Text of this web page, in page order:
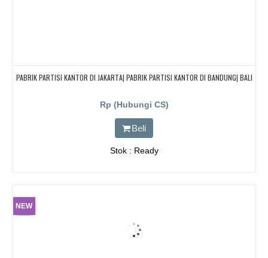
PABRIK PARTISI KANTOR DI JAKARTA| PABRIK PARTISI KANTOR DI BANDUNG| BALI
Rp (Hubungi CS)
Beli
Stok : Ready
NEW